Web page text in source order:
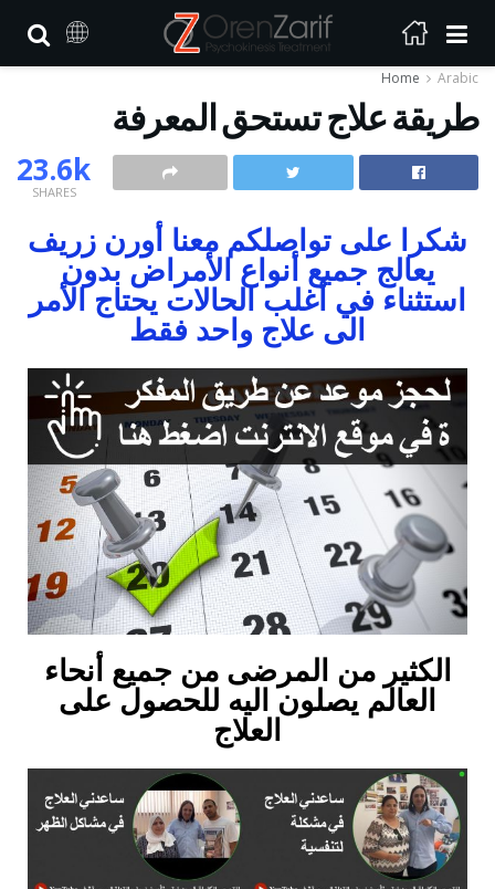
Home Arabic
طريقة علاج تستحق المعرفة
23.6k
SHARES
شكرا على تواصلكم معنا أورن زريف
يعالج جميع أنواع الأمراض بدون
استثناء في أغلب الحالات يحتاج الأمر
الى علاج واحد فقط
الكثير من المرضى من جميع أنحاء
العالم يصلون اليه للحصول على
العلاج